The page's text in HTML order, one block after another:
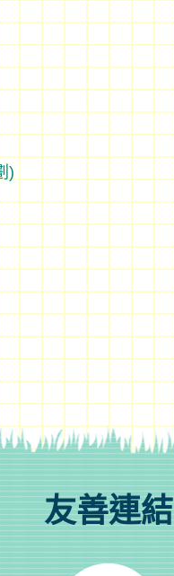
)
友善連結